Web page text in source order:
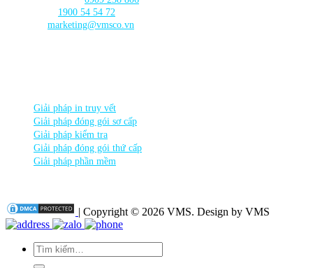
1900 54 54 72
marketing@vmsco.vn
Giải pháp in truy vết
Giải pháp đóng gói sơ cấp
Giải pháp kiểm tra
Giải pháp đóng gói thứ cấp
Giải pháp phần mềm
| Copyright © 2026 VMS. Design by VMS
Tìm
kiếm: